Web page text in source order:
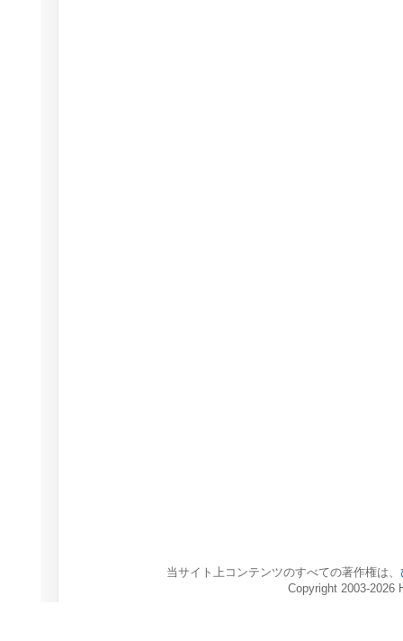
当サイト上コンテンツのすべての著作権は、
Copyright 2003-2026